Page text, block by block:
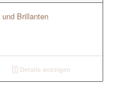
Brillanten
Details anzeigen